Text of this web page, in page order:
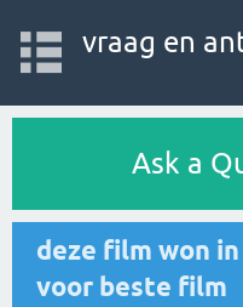
vraag en
Ask a
deze film won
voor beste film